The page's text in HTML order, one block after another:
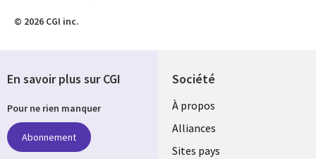
© 2026 CGI inc.
Société
À propos
Alliances
Sites pays
En savoir plus sur CGI
Pour ne rien manquer
Abonnement